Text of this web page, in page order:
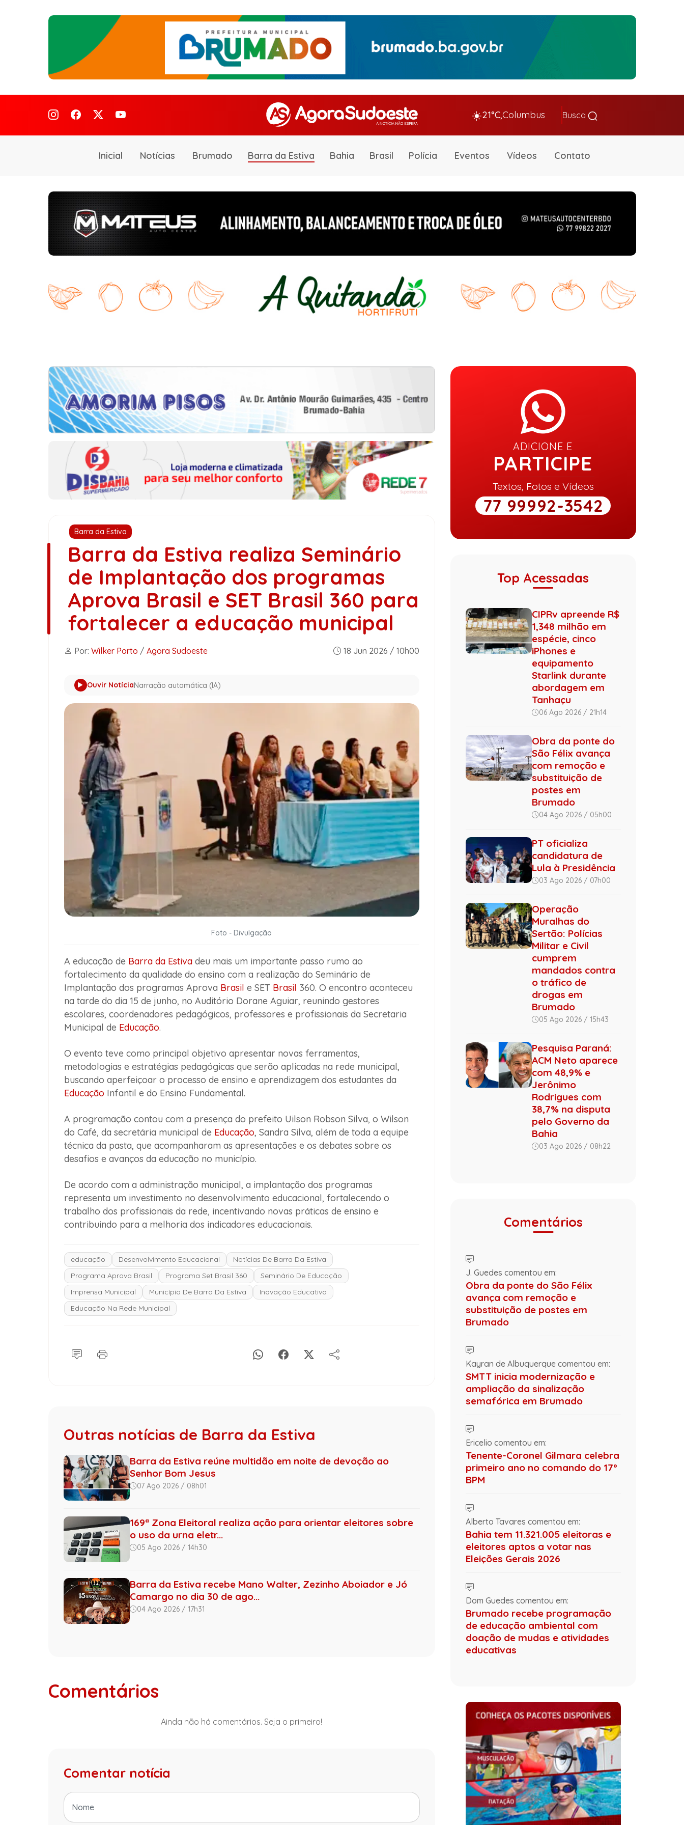
☀️21°C,Columbus Busca
Inicial Notícias Brumado Barra da Estiva Bahia Brasil Polícia Eventos Vídeos Contato
Barra da Estiva
Barra da Estiva realiza Seminário
de Implantação dos programas
Aprova Brasil e SET Brasil 360 para
fortalecer a educação municipal
Por: Wilker Porto / Agora Sudoeste 18 Jun 2026 / 10h00
Ouvir NotíciaNarração automática (IA)
Foto - Divulgação
A educação de Barra da Estivadeu mais um importante passo rumo ao
fortalecimento da qualidade do ensino com a realização do Seminário de
Implantação dos programas Aprova Brasil e SET Brasil 360. O encontro aconteceu
na tarde do dia 15 de junho, no Auditório Dorane Aguiar, reunindo gestores
escolares, coordenadores pedagógicos, professores e profissionais da Secretaria
Municipal de Educação.
O evento teve como principal objetivo apresentar novas ferramentas,
metodologias e estratégias pedagógicas que serão aplicadas na rede municipal,
buscando aperfeiçoar o processo de ensino e aprendizagem dos estudantes da
Educação Infantil e do Ensino Fundamental.
A programação contou com a presença do prefeito Uilson Robson Silva, o Wilson
do Café, da secretária municipal de Educação, Sandra Silva, além de toda a equipe
técnica da pasta, que acompanharam as apresentações e os debates sobre os
desafios e avanços da educação no município.
De acordo com a administração municipal, a implantação dos programas
representa um investimento no desenvolvimento educacional, fortalecendo o
trabalho dos profissionais da rede, incentivando novas práticas de ensino e
contribuindo para a melhoria dos indicadores educacionais.
educação Desenvolvimento Educacional
Notícias De Barra Da Estiva
Programa Aprova Brasil
Programa Set Brasil 360
Seminário De Educação
Imprensa Municipal
Município De Barra Da Estiva
Inovação Educativa
Educação Na Rede Municipal
Outras notícias de Barra da Estiva
Barra da Estiva reúne multidão em noite de devoção ao
Senhor Bom Jesus
07 Ago 2026 / 08h01
169ª Zona Eleitoral realiza ação para orientar eleitores sobre
o uso da urna eletr...
05 Ago 2026 / 14h30
Barra da Estiva recebe Mano Walter, Zezinho Aboiador e Jó
Camargo no dia 30 de ago...
04 Ago 2026 / 17h31
Comentários
Ainda não há comentários. Seja o primeiro!
Comentar notícia
ADICIONE E
PARTICIPE
Textos, Fotos e Vídeos
77 99992-3542
Top Acessadas
CIPRv apreende R$
1,348 milhão em
espécie, cinco
iPhones e
equipamento
Starlink durante
abordagem em
Tanhaçu
06 Ago 2026 / 21h14
Obra da ponte do
São Félix avança
com remoção e
substituição de
postes em
Brumado
04 Ago 2026 / 05h00
PT oficializa
candidatura de
Lula à Presidência
03 Ago 2026 / 07h00
Operação
Muralhas do
Sertão: Polícias
Militar e Civil
cumprem
mandados contra
o tráfico de
drogas em
Brumado
05 Ago 2026 / 15h43
Pesquisa Paraná:
ACM Neto aparece
com 48,9% e
Jerônimo
Rodrigues com
38,7% na disputa
pelo Governo da
Bahia
03 Ago 2026 / 08h22
Comentários
J. Guedes comentou em:
Obra da ponte do São Félix
avança com remoção e
substituição de postes em
Brumado
Kayran de Albuquerque comentou em:
SMTT inicia modernização e
ampliação da sinalização
semafórica em Brumado
Ericelio comentou em:
Tenente-Coronel Gilmara celebra
primeiro ano no comando do 17º
BPM
Alberto Tavares comentou em:
Bahia tem 11.321.005 eleitoras e
eleitores aptos a votar nas
Eleições Gerais 2026
Dom Guedes comentou em:
Brumado recebe programação
de educação ambiental com
doação de mudas e atividades
educativas